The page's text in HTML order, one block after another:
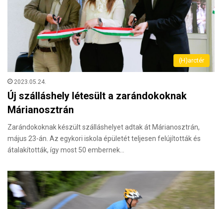
(H)arctér
2023.05.24.
Új szálláshely létesült a zarándokoknak
Márianosztrán
Zarándokoknak készült szálláshelyet adtak át Márianosztrán,
május 23-án. Az egykori iskola épületét teljesen felújították és
átalakították, így most 50 embernek…